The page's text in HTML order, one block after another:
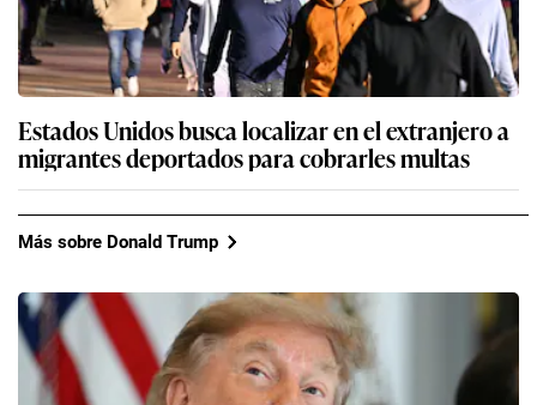
Estados Unidos busca localizar en el extranjero a
migrantes deportados para cobrarles multas
Más sobre Donald Trump